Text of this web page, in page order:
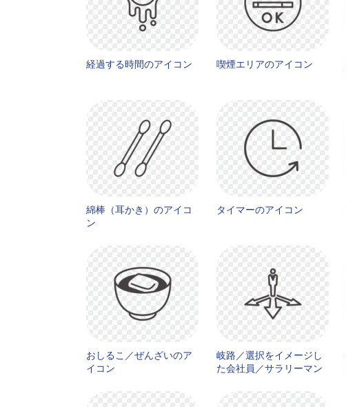
経過する時間のアイコン 喫煙エリアのアイコン
綿棒（耳かき）のアイコ
ン
タイマーのアイコン
おしるこ／ぜんざいのア
イコン
岐路／選択をイメージし
た会社員／サラリーマン